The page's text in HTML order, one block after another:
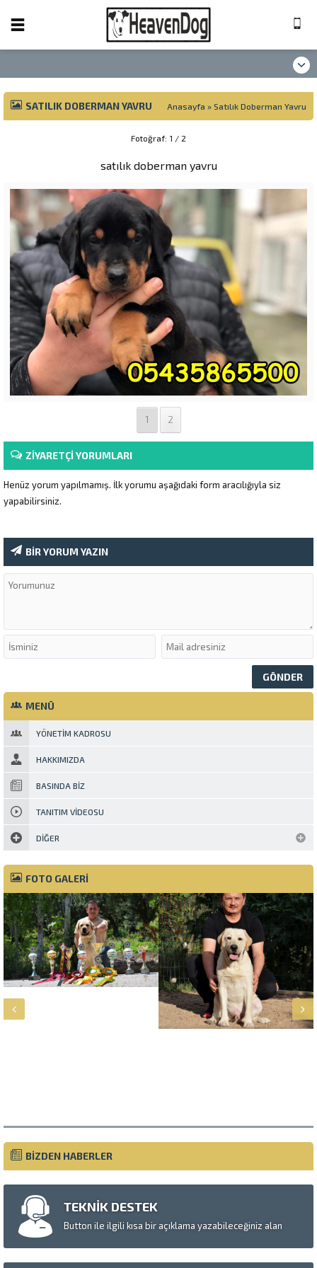
SATILIK DOBERMAN YAVRU Anasayfa » Satılık Doberman Yavru
Fotoğraf: 1 / 2
satılık doberman yavru
1 2
ZİYARETÇİ YORUMLARI
Henüz yorum yapılmamış. İlk yorumu aşağıdaki form aracılığıyla siz
yapabilirsiniz.
BİR YORUM YAZIN
MENÜ
YÖNETIM KADROSU
HAKKIMIZDA
BASINDA BIZ
TANITIM VIDEOSU
DIĞER
FOTO GALERİ
BİZDEN HABERLER
TEKNİK DESTEK
Button ile ilgili kısa bir açıklama yazabileceğiniz alan